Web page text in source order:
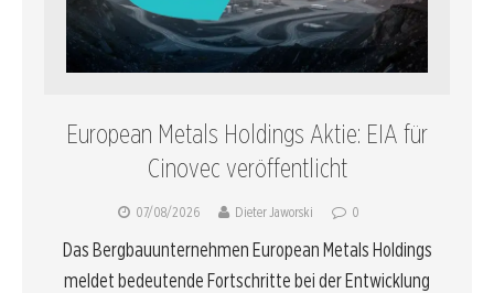
European Metals Holdings Aktie: EIA für
Cinovec veröffentlicht
07/08/2026 Dieter Jaworski 0
Das Bergbauunternehmen European Metals Holdings
meldet bedeutende Fortschritte bei der Entwicklung